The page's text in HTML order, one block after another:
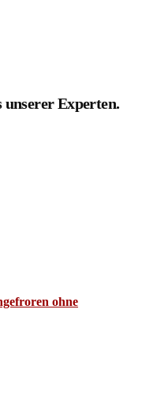
Experten.
ohne